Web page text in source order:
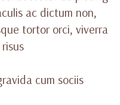
ac dictum non,
tortor orci, viverra
cum sociis